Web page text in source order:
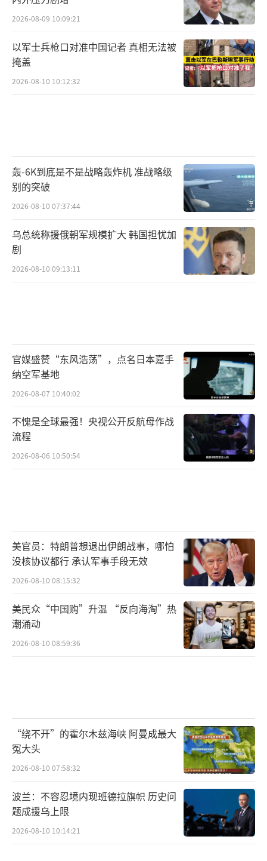
2026-08-09 10:09:21
以军士兵枪口对准中国记者 真相无法被
掩盖
2026-08-10 10:12:32
轰-6K到底是不是战略轰炸机 准战略级
别的突破
2026-08-10 07:37:44
乌总统称援俄朝军规模扩大 韩国担忧加
剧
2026-08-10 09:13:11
官媒盛赞“东风浩荡”，点名日本嘉手
纳空军基地
2026-08-07 10:40:02
不愧是全球最强！央视公开反航母作战
流程
2026-08-06 10:50:54
美官员：特朗普想退出伊朗战事，哪怕
没核协议都行 承认军事手段无效
2026-08-10 08:15:32
美民众“中国购”升温 “反向海淘”热
潮涌动
2026-08-10 08:59:36
“绕不开”的霍尔木兹海峡 阿曼成最大
冤大头
2026-08-10 07:58:32
波兰：不容忍境内现班德拉旗帜 历史问
题成援乌上限
2026-08-10 10:14:21